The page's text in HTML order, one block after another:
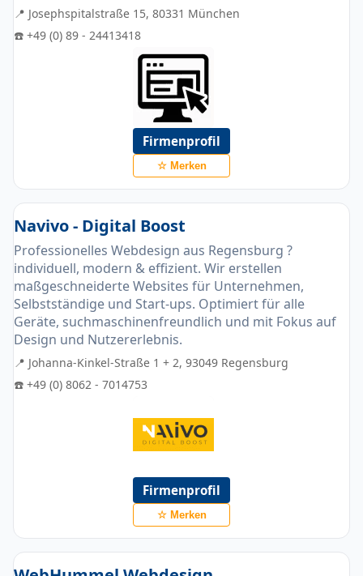
📍 Josephspitalstraße 15, 80331 München
☎️ +49 (0) 89 - 24413418
Firmenprofil
☆ Merken
Navivo - Digital Boost
Professionelles Webdesign aus Regensburg ?
individuell, modern & effizient. Wir erstellen
maßgeschneiderte Websites für Unternehmen,
Selbstständige und Start-ups. Optimiert für alle
Geräte, suchmaschinenfreundlich und mit Fokus auf
Design und Nutzererlebnis.
📍 Johanna-Kinkel-Straße 1 + 2, 93049 Regensburg
☎️ +49 (0) 8062 - 7014753
Firmenprofil
☆ Merken